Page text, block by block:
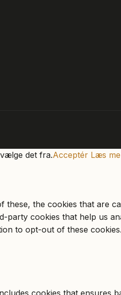
det fra.Acceptér Læs
the cookies that are
cookies that help us
to opt-out of these
cookies that ensures